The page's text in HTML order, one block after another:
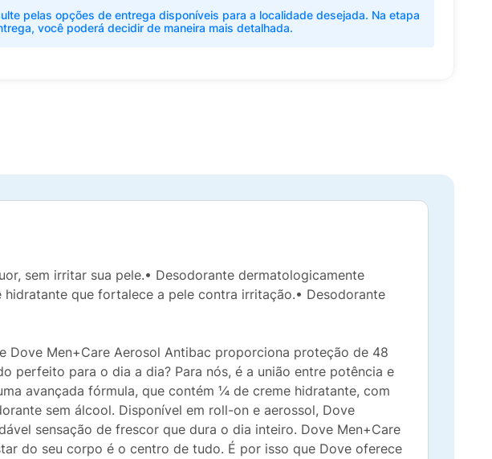
pelas opções de entrega disponíveis para a localidade desejada. Na etapa
você poderá decidir de maneira mais detalhada.
sem irritar sua pele.• Desodorante dermatologicamente
que fortalece a pele contra irritação.• Desodorante
Men+Care Aerosol Antibac proporciona proteção de 48
perfeito para o dia a dia? Para nós, é a união entre potência e
avançada fórmula, que contém ¼ de creme hidratante, com
sem álcool. Disponível em roll-on e aerossol, Dove
sensação de frescor que dura o dia inteiro. Dove Men+Care
do seu corpo é o centro de tudo. É por isso que Dove oferece